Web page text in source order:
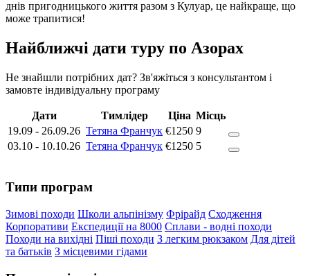
днів пригодницького життя разом з Кулуар, це найкраще, що
може трапитися!
Найближчі дати туру по Азорах
Не знайшли потрібних дат? Зв'яжіться з консультантом і
замовте індивідуальну програму
Дати Тимлідер Ціна Місць
19.09 - 26.09.26 Тетяна Франчук €1250 9
03.10 - 10.10.26 Тетяна Франчук €1250 5
Типи програм
Зимові походи Школи альпінізму Фрірайд Сходження
Корпоративи Експедиції на 8000 Сплави - водні походи
Походи на вихідні Піші походи З легким рюкзаком Для дітей
та батьків З місцевими гідами